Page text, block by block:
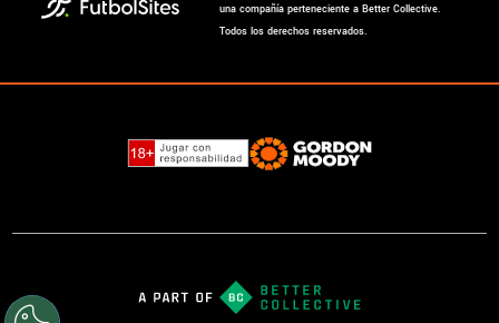
una compañía perteneciente a Better Collective.
Todos los derechos reservados.